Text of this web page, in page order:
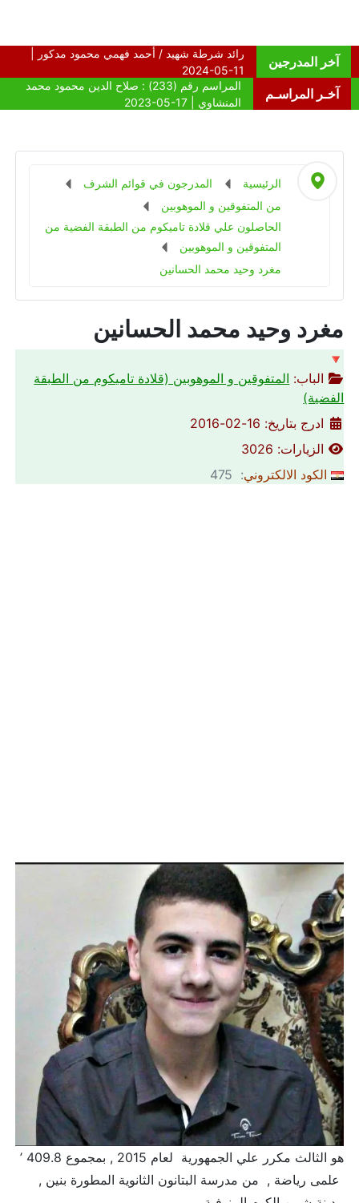
آخر المدرجين
آخـر المراسـم
الرئيسية
المدرجون في قوائم الشرف
من المتفوقين و الموهوبين
الحاصلون علي قلادة تاميكوم من الطبقة الفضية من
المتفوقين و الموهوبين
مغرد وحيد محمد الحسانين
مغرد وحيد محمد الحسانين
🔻
الباب: المتفوقين و الموهوبين (قلادة تاميكوم من الطبقة
الفضية)
ادرج بتاريخ: 16-02-2016
الزيارات: 3026
الكود الالكتروني: 475
هو الثالث مكرر علي الجمهورية لعام 2015 , بمجموع 409.8 ’
علمى رياضة , من مدرسة البتانون الثانوية المطورة بنين ,